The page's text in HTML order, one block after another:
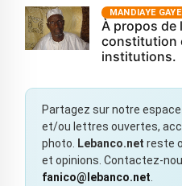
MANDIAYE GAYE
À propos de
constitution
institutions.
Partagez sur notre espace
et/ou lettres ouvertes,
photo.
Lebanco.net reste
et opinions. Contactez-
fanico@lebanco.net